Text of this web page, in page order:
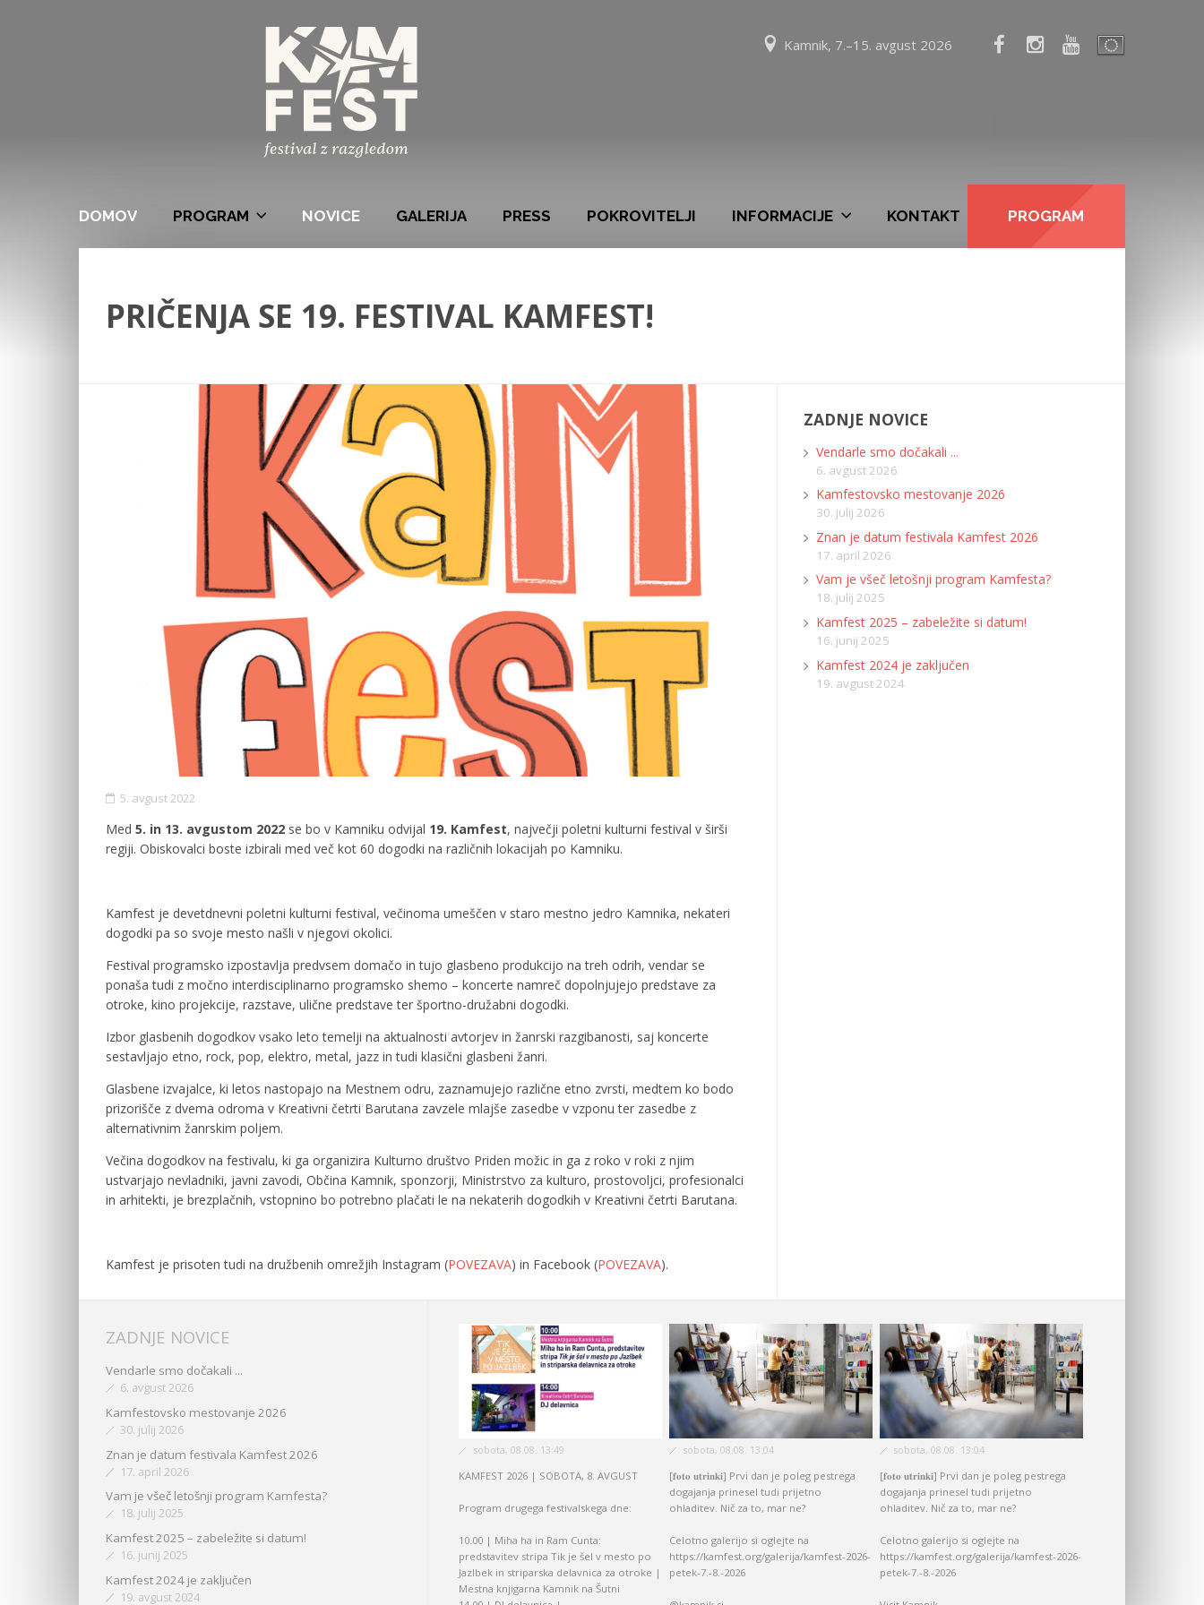
Kamnik, 7.–15. avgust 2026
PROGRAM
DOMOV PROGRAM NOVICE GALERIJA PRESS POKROVITELJI INFORMACIJE KONTAKT
PRIČENJA SE 19. FESTIVAL KAMFEST!
5. avgust 2022
Med 5. in 13. avgustom 2022 se bo v Kamniku odvijal 19. Kamfest, največji poletni kulturni festival v širši
regiji. Obiskovalci boste izbirali med več kot 60 dogodki na različnih lokacijah po Kamniku.
Kamfest je devetdnevni poletni kulturni festival, večinoma umeščen v staro mestno jedro Kamnika, nekateri
dogodki pa so svoje mesto našli v njegovi okolici.
Festival programsko izpostavlja predvsem domačo in tujo glasbeno produkcijo na treh odrih, vendar se
ponaša tudi z močno interdisciplinarno programsko shemo – koncerte namreč dopolnjujejo predstave za
otroke, kino projekcije, razstave, ulične predstave ter športno-družabni dogodki.
Izbor glasbenih dogodkov vsako leto temelji na aktualnosti avtorjev in žanrski razgibanosti, saj koncerte
sestavljajo etno, rock, pop, elektro, metal, jazz in tudi klasični glasbeni žanri.
Glasbene izvajalce, ki letos nastopajo na Mestnem odru, zaznamujejo različne etno zvrsti, medtem ko bodo
prizorišče z dvema odroma v Kreativni četrti Barutana zavzele mlajše zasedbe v vzponu ter zasedbe z
alternativnim žanrskim poljem.
Večina dogodkov na festivalu, ki ga organizira Kulturno društvo Priden možic in ga z roko v roki z njim
ustvarjajo nevladniki, javni zavodi, Občina Kamnik, sponzorji, Ministrstvo za kulturo, prostovoljci, profesionalci
in arhitekti, je brezplačnih, vstopnino bo potrebno plačati le na nekaterih dogodkih v Kreativni četrti Barutana.
Kamfest je prisoten tudi na družbenih omrežjih Instagram (POVEZAVA) in Facebook (POVEZAVA).
ZADNJE NOVICE
Vendarle smo dočakali ...
6. avgust 2026
Kamfestovsko mestovanje 2026
30. julij 2026
Znan je datum festivala Kamfest 2026
17. april 2026
Vam je všeč letošnji program Kamfesta?
18. julij 2025
Kamfest 2025 – zabeležite si datum!
16. junij 2025
Kamfest 2024 je zaključen
19. avgust 2024
ZADNJE NOVICE
Vendarle smo dočakali ...
6. avgust 2026
Kamfestovsko mestovanje 2026
30. julij 2026
Znan je datum festivala Kamfest 2026
17. april 2026
Vam je všeč letošnji program Kamfesta?
18. julij 2025
Kamfest 2025 – zabeležite si datum!
16. junij 2025
Kamfest 2024 je zaključen
19. avgust 2024
sobota, 08.08. 13:49
KAMFEST 2026 | SOBOTA, 8. AVGUST
Program drugega festivalskega dne:
10.00 | Miha ha in Ram Cunta:
predstavitev stripa Tik je šel v mesto po
Jazlbek in striparska delavnica za otroke |
Mestna knjigarna Kamnik na Šutni
sobota, 08.08. 13:04
[𝐟𝐨𝐭𝐨 𝐮𝐭𝐫𝐢𝐧𝐤𝐢] Prvi dan je poleg pestrega
dogajanja prinesel tudi prijetno
ohladitev. Nič za to, mar ne?
Celotno galerijo si oglejte na
https://kamfest.org/galerija/kamfest-2026-
petek-7.-8.-2026
sobota, 08.08. 13:04
[𝐟𝐨𝐭𝐨 𝐮𝐭𝐫𝐢𝐧𝐤𝐢] Prvi dan je poleg pestrega
dogajanja prinesel tudi prijetno
ohladitev. Nič za to, mar ne?
Celotno galerijo si oglejte na
https://kamfest.org/galerija/kamfest-2026-
petek-7.-8.-2026